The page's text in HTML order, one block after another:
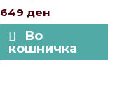
649 ден
Во
кошничка